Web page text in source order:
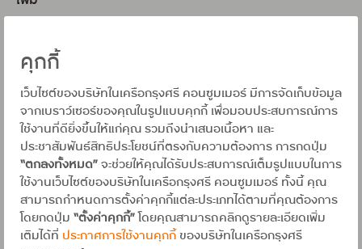
คุกกี้
เว็บไซต์ของบริษัทในเครือกรุงศรี คอนซูมเมอร์ มีการจัดเก็บข้อมูล
จากเบราว์เซอร์ของคุณในรูปแบบคุกกี้ เพื่อมอบประสบการณ์การ
ใช้งานที่ดียิ่งขึ้นให้แก่คุณ รวมถึงนำเสนอเนื้อหา และ
ประชาสัมพันธ์สิทธิประโยชน์ที่ตรงกับความต้องการ การกดปุ่ม
“ตกลงทั้งหมด”จะช่วยให้คุณได้รับประสบการณ์เต็มรูปแบบในการ
ใช้งานเว็บไซต์ของบริษัทในเครือกรุงศรี คอนซูมเมอร์ ทั้งนี้ คุณ
สามารถกำหนดการตั้งค่าคุกกี้แต่ละประเภทได้ตามที่คุณต้องการ
โดยกดปุ่ม “ตั้งค่าคุกกี้”โดยคุณสามารถคลิกดูรายละเอียดเพิ่ม
เติมได้ที่ ประกาศการใช้งานคุกกี้ของบริษัทในเครือกรุงศรี
2. เลือกเมนู “บัญชี”
3. เลือก "ดูทั้งหมด"
4. เลือก "เพิ่มวงเงินบัตร"
5. ระบุวงเงินชั่วคราวที่ต้องการขอและเหตุผล"
6. ตรวจสอบข้อมูลแล้วกด “ยืนยัน”
ดูขั้นตอนแบบละเอียดคลิกที่นี่